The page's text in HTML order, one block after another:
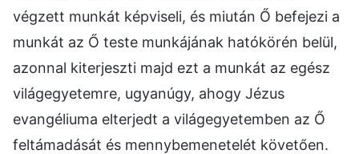
végzett munkát képviseli, és miután Ő befejezi a
munkát az Ő teste munkájának hatókörén belül,
azonnal kiterjeszti majd ezt a munkát az egész
világegyetemre, ugyanúgy, ahogy Jézus
evangéliuma elterjedt a világegyetemben az Ő
feltámadását és mennybemenetelét követően.